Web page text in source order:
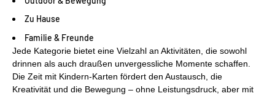
Zu Hause
Familie & Freunde
Jede Kategorie bietet eine Vielzahl an Aktivitäten, die sowohl
drinnen als auch draußen unvergessliche Momente schaffen.
Die Zeit mit Kindern-Karten fördert den Austausch, die
Kreativität und die Bewegung – ohne Leistungsdruck, aber mit